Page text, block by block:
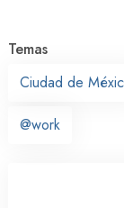
Temas
Ciudad de
@work